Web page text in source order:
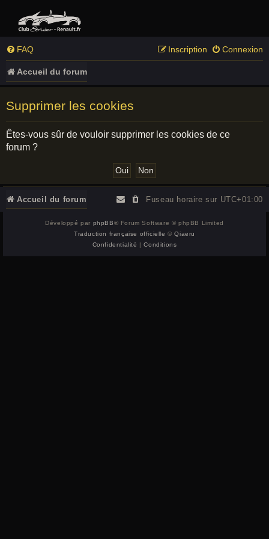
FAQ Connexion
Inscription
Accueil du forum
Supprimer les cookies
Êtes-vous sûr de vouloir supprimer les cookies de ce
forum ?
Accueil du forum Fuseau horaire sur UTC+01:00
Développé par phpBB® Forum Software © phpBB Limited
Traduction française officielle ©Qiaeru
Confidentialité |Conditions